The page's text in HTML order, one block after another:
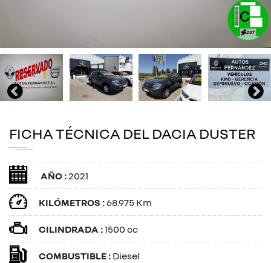
FICHA TÉCNICA DEL DACIA DUSTER
AÑO :2021
KILÓMETROS :68.975 Km
CILINDRADA :1500 cc
COMBUSTIBLE : Diesel